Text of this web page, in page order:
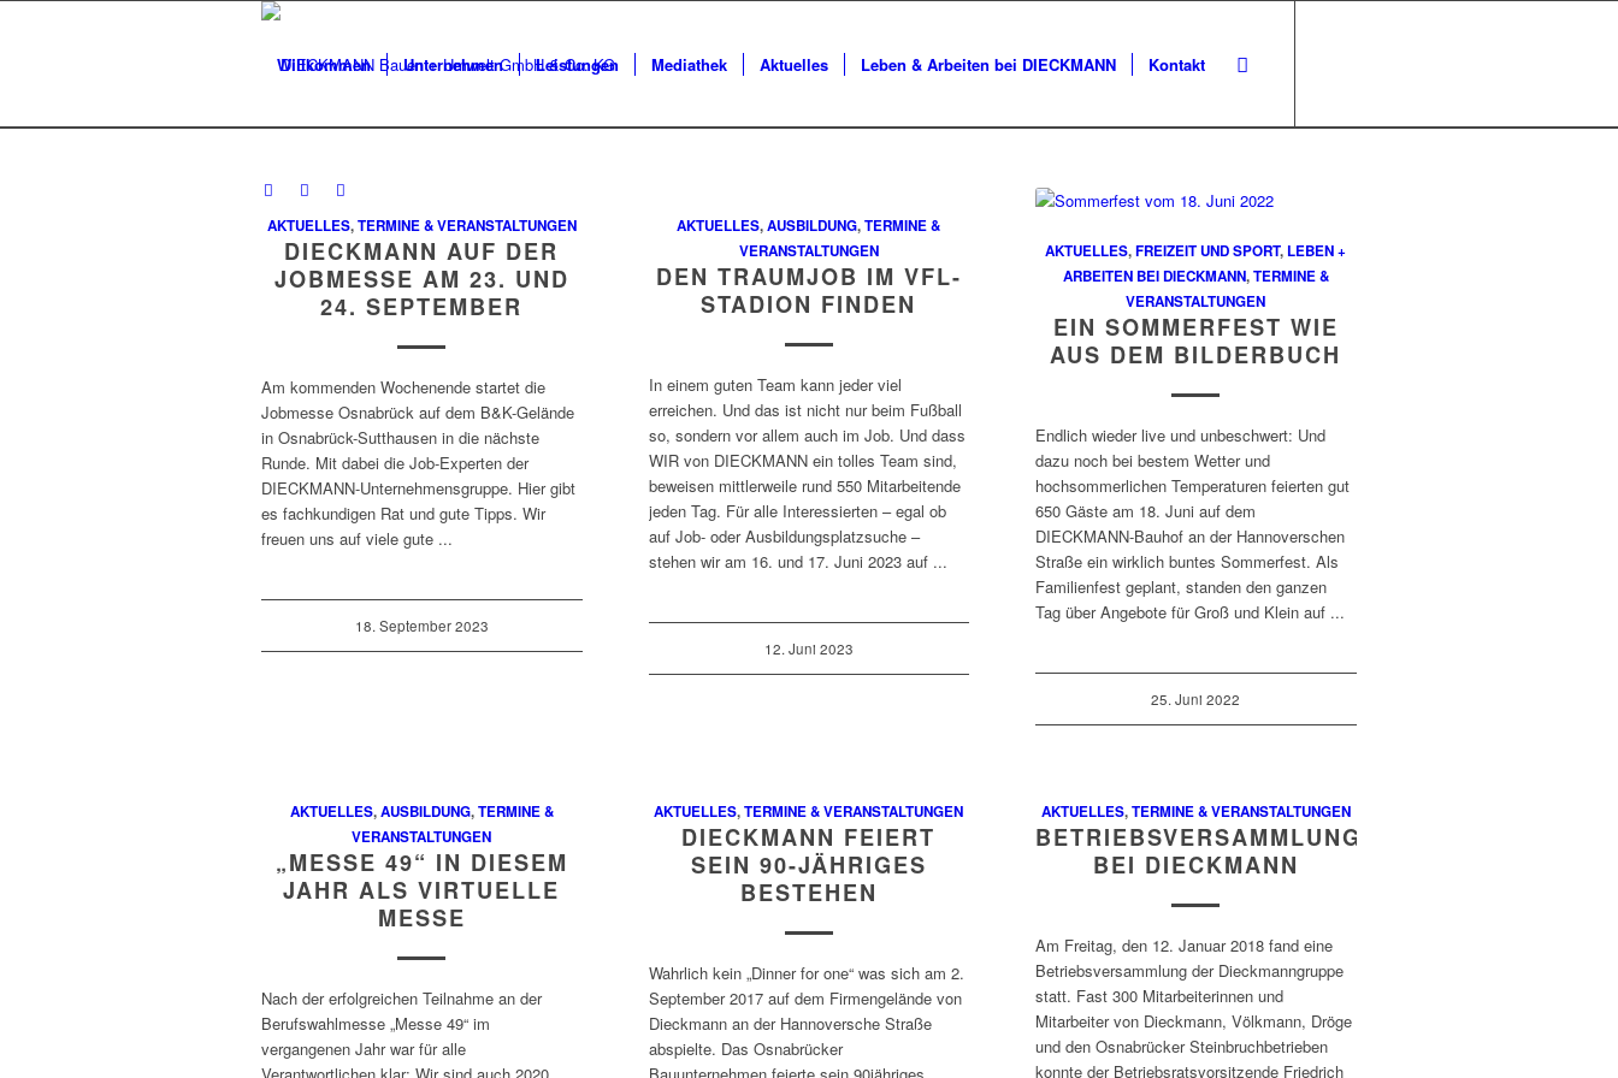
Willkommen Unternehmen Leistungen Mediathek Aktuelles Leben & Arbeiten bei DIECKMANN Kontakt
AKTUELLES,TERMINE & VERANSTALTUNGEN
DIECKMANN AUF DER
JOBMESSE AM 23. UND
24. SEPTEMBER
Am kommenden Wochenende startet die
Jobmesse Osnabrück auf dem B&K-Gelände
in Osnabrück-Sutthausen in die nächste
Runde. Mit dabei die Job-Experten der
DIECKMANN-Unternehmensgruppe. Hier gibt
es fachkundigen Rat und gute Tipps. Wir
freuen uns auf viele gute ...
18. September 2023
AKTUELLES,AUSBILDUNG,TERMINE &
VERANSTALTUNGEN
DEN TRAUMJOB IM VFL-
STADION FINDEN
In einem guten Team kann jeder viel
erreichen. Und das ist nicht nur beim Fußball
so, sondern vor allem auch im Job. Und dass
WIR von DIECKMANN ein tolles Team sind,
beweisen mittlerweile rund 550 Mitarbeitende
jeden Tag. Für alle Interessierten – egal ob
auf Job- oder Ausbildungsplatzsuche –
stehen wir am 16. und 17. Juni 2023 auf ...
12. Juni 2023
AKTUELLES,FREIZEIT UND SPORT, LEBEN +
ARBEITEN BEI DIECKMANN,TERMINE &
VERANSTALTUNGEN
EIN SOMMERFEST WIE
AUS DEM BILDERBUCH
Endlich wieder live und unbeschwert: Und
dazu noch bei bestem Wetter und
hochsommerlichen Temperaturen feierten gut
650 Gäste am 18. Juni auf dem
DIECKMANN-Bauhof an der Hannoverschen
Straße ein wirklich buntes Sommerfest. Als
Familienfest geplant, standen den ganzen
Tag über Angebote für Groß und Klein auf ...
25. Juni 2022
AKTUELLES,AUSBILDUNG,TERMINE &
VERANSTALTUNGEN
„MESSE 49“ IN DIESEM
JAHR ALS VIRTUELLE
MESSE
Nach der erfolgreichen Teilnahme an der
Berufswahlmesse „Messe 49“ im
vergangenen Jahr war für alle
AKTUELLES,TERMINE & VERANSTALTUNGEN
DIECKMANN FEIERT
SEIN 90-JÄHRIGES
BESTEHEN
Wahrlich kein „Dinner for one“ was sich am 2.
September 2017 auf dem Firmengelände von
Dieckmann an der Hannoversche Straße
abspielte. Das Osnabrücker
AKTUELLES,TERMINE & VERANSTALTUNGEN
BETRIEBSVERSAMMLUNG
BEI DIECKMANN
Am Freitag, den 12. Januar 2018 fand eine
Betriebsversammlung der Dieckmanngruppe
statt. Fast 300 Mitarbeiterinnen und
Mitarbeiter von Dieckmann, Völkmann, Dröge
und den Osnabrücker Steinbruchbetrieben
konnte der Betriebsratsvorsitzende Friedrich